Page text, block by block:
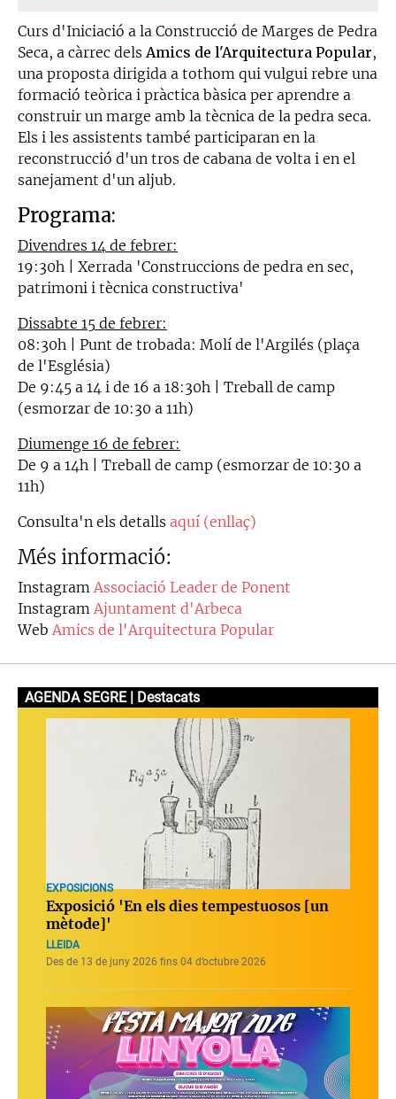
Curs d'Iniciació a la Construcció de Marges de Pedra
Seca, a càrrec dels Amics de l'Arquitectura Popular,
una proposta dirigida a tothom qui vulgui rebre una
formació teòrica i pràctica bàsica per aprendre a
construir un marge amb la tècnica de la pedra seca.
Els i les assistents també participaran en la
reconstrucció d'un tros de cabana de volta i en el
sanejament d'un aljub.
Programa:
Divendres 14 de febrer:
19:30h | Xerrada 'Construccions de pedra en sec,
patrimoni i tècnica constructiva'
Dissabte 15 de febrer:
08:30h | Punt de trobada: Molí de l'Argilés (plaça
de l'Església)
De 9:45 a 14 i de 16 a 18:30h | Treball de camp
(esmorzar de 10:30 a 11h)
Diumenge 16 de febrer:
De 9 a 14h | Treball de camp (esmorzar de 10:30 a
11h)
Consulta'n els detalls aquí (enllaç)
Més informació:
Instagram Associació Leader de Ponent
Instagram Ajuntament d'Arbeca
Web Amics de l'Arquitectura Popular
AGENDA SEGRE | Destacats
EXPOSICIONS
Exposició 'En els dies tempestuosos [un
mètode]'
LLEIDA
Des de 13 de juny 2026 fins 04 d’octubre 2026